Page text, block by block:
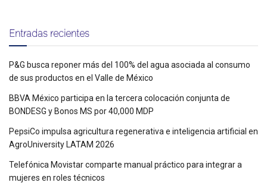
Entradas recientes
P&G busca reponer más del 100% del agua asociada al consumo
de sus productos en el Valle de México
BBVA México participa en la tercera colocación conjunta de
BONDESG y Bonos MS por 40,000 MDP
PepsiCo impulsa agricultura regenerativa e inteligencia artificial en
AgroUniversity LATAM 2026
Telefónica Movistar comparte manual práctico para integrar a
mujeres en roles técnicos